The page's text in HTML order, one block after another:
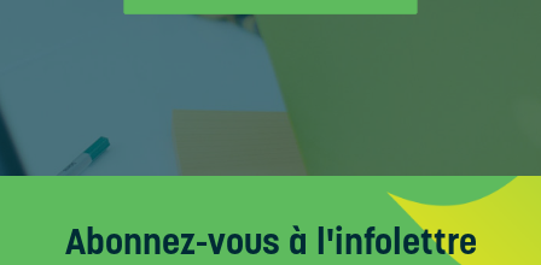
Abonnez-vous à l'infolettre